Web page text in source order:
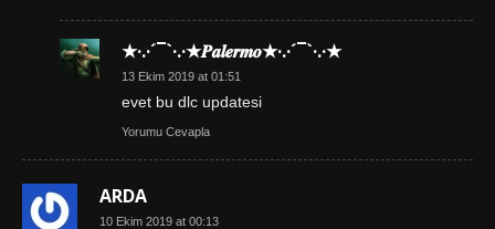
★·.·´¯`·.·★𝑷𝒂𝒍𝒆𝒓𝒎𝒐★·.·´¯`·.·★
13 Ekim 2019 at 01:51
evet bu dlc updatesi
Yorumu Cevapla
ARDA
10 Ekim 2019 at 00:13